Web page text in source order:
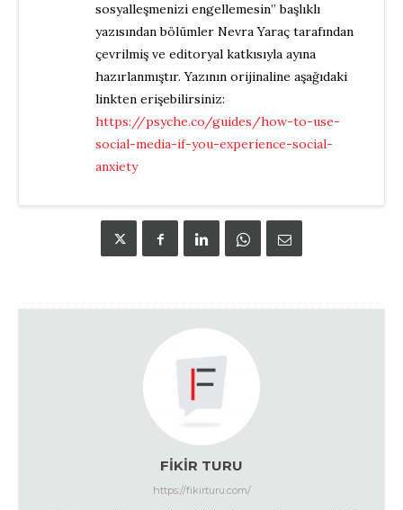
sosyalleşmenizi engellemesin” başlıklı
yazısından bölümler Nevra Yaraç tarafından
çevrilmiş ve editoryal katkısıyla ayına
hazırlanmıştır. Yazının orijinaline aşağıdaki
linkten erişebilirsiniz:
https://psyche.co/guides/how-to-use-
social-media-if-you-experience-social-
anxiety
FIKIR TURU
https://fikirturu.com/